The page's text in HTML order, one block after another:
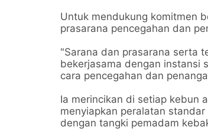
Untuk mendukung komitmen
prasarana pencegahan dan
"Sarana dan prasarana serta
bekerjasama dengan instansi
cara pencegahan dan
Ia merincikan di setiap kebun
menyiapkan peralatan
dengan tangki pemadam